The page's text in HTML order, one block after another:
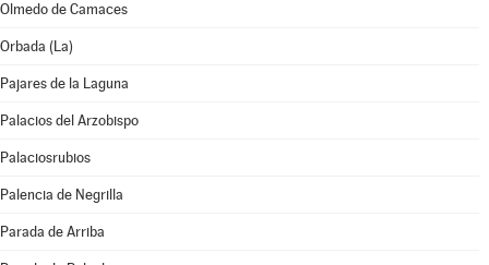
Olmedo de Camaces
Orbada (La)
Pajares de la Laguna
Palacios del Arzobispo
Palaciosrubios
Palencia de Negrilla
Parada de Arriba